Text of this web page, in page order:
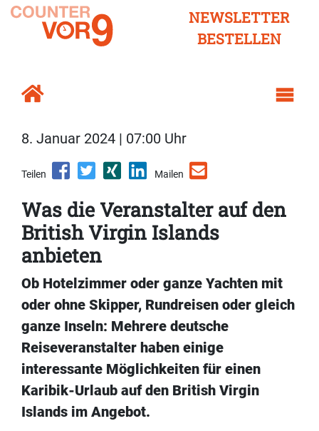
NEWSLETTER
BESTELLEN
8. Januar 2024 | 07:00 Uhr
Teilen Mailen
Was die Veranstalter auf den
British Virgin Islands
anbieten
Ob Hotelzimmer oder ganze Yachten mit
oder ohne Skipper, Rundreisen oder gleich
ganze Inseln: Mehrere deutsche
Reiseveranstalter haben einige
interessante Möglichkeiten für einen
Karibik-Urlaub auf den British Virgin
Islands im Angebot.